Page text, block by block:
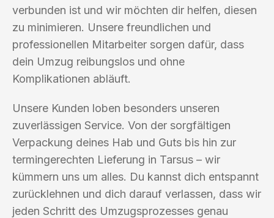
verbunden ist und wir möchten dir helfen, diesen
zu minimieren. Unsere freundlichen und
professionellen Mitarbeiter sorgen dafür, dass
dein Umzug reibungslos und ohne
Komplikationen abläuft.
Unsere Kunden loben besonders unseren
zuverlässigen Service. Von der sorgfältigen
Verpackung deines Hab und Guts bis hin zur
termingerechten Lieferung in Tarsus – wir
kümmern uns um alles. Du kannst dich entspannt
zurücklehnen und dich darauf verlassen, dass wir
jeden Schritt des Umzugsprozesses genau